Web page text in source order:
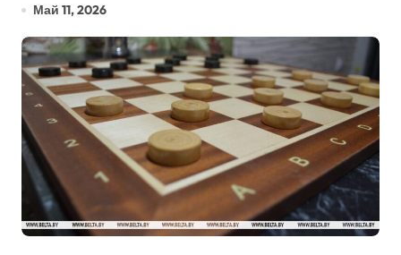
Май 11, 2026